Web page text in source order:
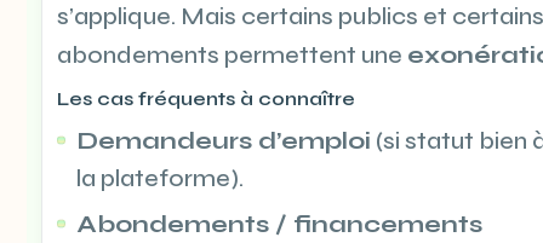
s’applique. Mais certains publics et certains
abondements permettent une
Les cas fréquents à connaître
Demandeurs d’emploi (si statut bien
la plateforme).
Abondements / financements